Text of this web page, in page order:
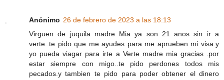
Anónimo 26 de febrero de 2023 a las 18:13
Virguen de juquila madre Mia ya son 21 anos sin ir a
verte..te pido que me ayudes para me aprueben mi visa.y
yo pueda viagar para irte a Verte madre mia gracias .por
estar siempre con migo..te pido perdones todos mis
pecados.y tambien te pido para poder obtener el dinero